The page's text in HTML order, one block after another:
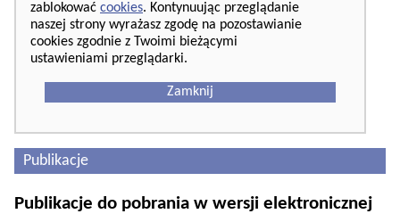
zablokować cookies. Kontynuując przeglądanie
naszej strony wyrażasz zgodę na pozostawianie
cookies zgodnie z Twoimi bieżącymi
ustawieniami przeglądarki.
Zamknij
Publikacje
Publikacje do pobrania w wersji elektronicznej